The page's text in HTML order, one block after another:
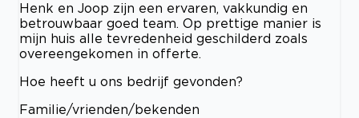
Henk en Joop zijn een ervaren, vakkundig en
betrouwbaar goed team. Op prettige manier is
mijn huis alle tevredenheid geschilderd zoals
overeengekomen in offerte.
Hoe heeft u ons bedrijf gevonden?
Familie/vrienden/bekenden